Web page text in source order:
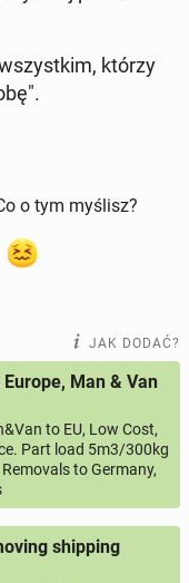
którzy
o tym myślisz?
JAK DODAĆ?
Man & Van
to EU, Low Cost,
Part load 5m3/300kg
to Germany,
shipping